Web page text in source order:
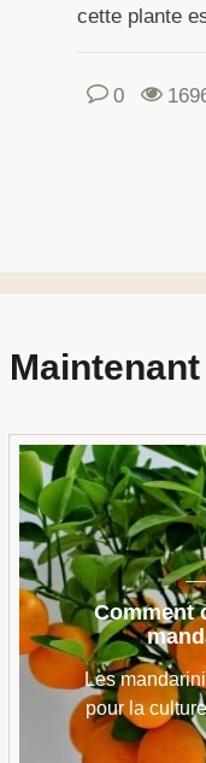
cette plante
0
Maintenant
Comment
Les
pour la